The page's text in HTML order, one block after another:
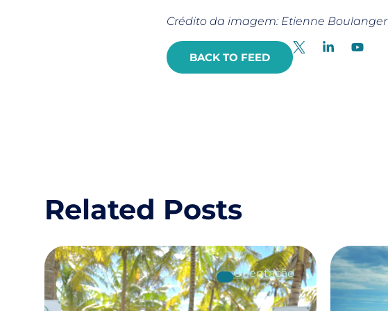
Crédito da imagem: Etienne Boulanger
BACK TO FEED
Related Posts
Orientação